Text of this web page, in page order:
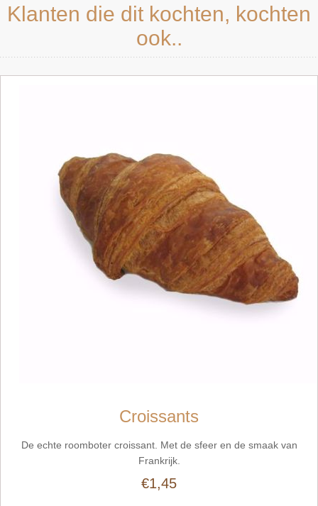
Klanten die dit kochten, kochten
ook..
Croissants
De echte roomboter croissant. Met de sfeer en de smaak van
Frankrijk.
€1,45